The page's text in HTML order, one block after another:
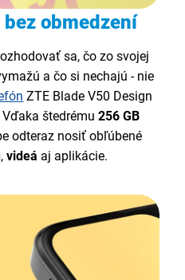
obmedzení
sa, čo zo svojej
a čo si nechajú - nie
ZTE Blade V50 Design
štedrému 256 GB
odteraz nosiť obľúbené
, videá aj aplikácie.